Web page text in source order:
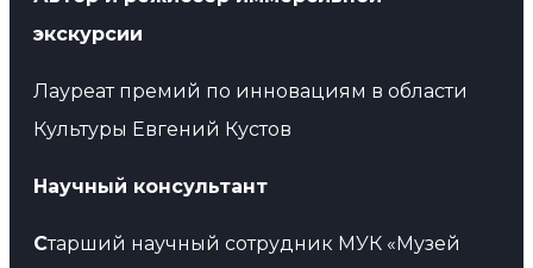
экскурсии
Лауреат премий по инновациям в области
Культуры Евгений Кустов
Научный консультант
Старший научный сотрудник МУК «Музей